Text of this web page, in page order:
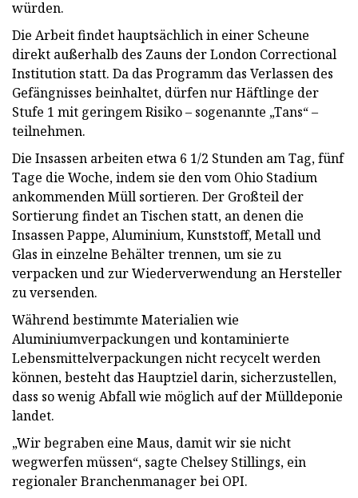
würden.
Die Arbeit findet hauptsächlich in einer Scheune
direkt außerhalb des Zauns der London Correctional
Institution statt. Da das Programm das Verlassen des
Gefängnisses beinhaltet, dürfen nur Häftlinge der
Stufe 1 mit geringem Risiko – sogenannte „Tans“ –
teilnehmen.
Die Insassen arbeiten etwa 6 1/2 Stunden am Tag, fünf
Tage die Woche, indem sie den vom Ohio Stadium
ankommenden Müll sortieren. Der Großteil der
Sortierung findet an Tischen statt, an denen die
Insassen Pappe, Aluminium, Kunststoff, Metall und
Glas in einzelne Behälter trennen, um sie zu
verpacken und zur Wiederverwendung an Hersteller
zu versenden.
Während bestimmte Materialien wie
Aluminiumverpackungen und kontaminierte
Lebensmittelverpackungen nicht recycelt werden
können, besteht das Hauptziel darin, sicherzustellen,
dass so wenig Abfall wie möglich auf der Mülldeponie
landet.
„Wir begraben eine Maus, damit wir sie nicht
wegwerfen müssen“, sagte Chelsey Stillings, ein
regionaler Branchenmanager bei OPI.